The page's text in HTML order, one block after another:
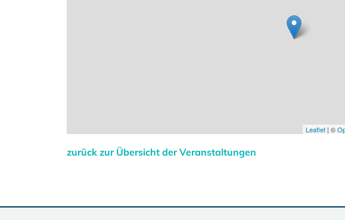
Leaflet| ©
zurück zur Übersicht der Veranstaltungen